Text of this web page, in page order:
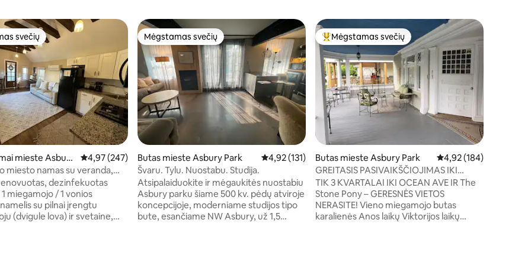
5, atsiliepimų: 282
svečių
svečių
mieste Asbury
Vidutinis įvertinimas: 4,97 iš 5, atsiliepimų: 247
4,97 (247)
miesto namas su veranda,
lauko dušasdezinfekuotas
miegamojo / 1 vonios
su pilnai įrengtu
(dvigule lova) ir svetaine,
Mėgstamas svečių
Mėgstamas svečių
Butas mieste Asbury Park Vidutinis įvertinimas: 4,92 iš 5, atsiliepimų: 131
4,92 (131)
Švaru. Tylu. Nuostabu. Studija.
Atsipalaiduokite ir mėgaukitės nuostabiu
Asbury parku šiame 500 kv. pėdų atviroje
koncepcijoje, moderniame studijos tipo
bute, esančiame NW Asbury, už 1,5
Svečių mėgstamiausias
Mėgstamas svečių
Butas mieste Asbury Park Vidutinis įvertinimas:
4,92 (184)
GREITASIS PASIVAIKŠČIOJIMAS IKI
ASBURY PARKO LENTOS IR
PAPLŪDIMIO!!
TIK 3 KVARTALAI IKI OCEAN AVE IR The
Stone Pony – GERESNĖS VIETOS
NERASITE! Vieno miegamojo butas
karalienės Anos laikų Viktorijos laikų